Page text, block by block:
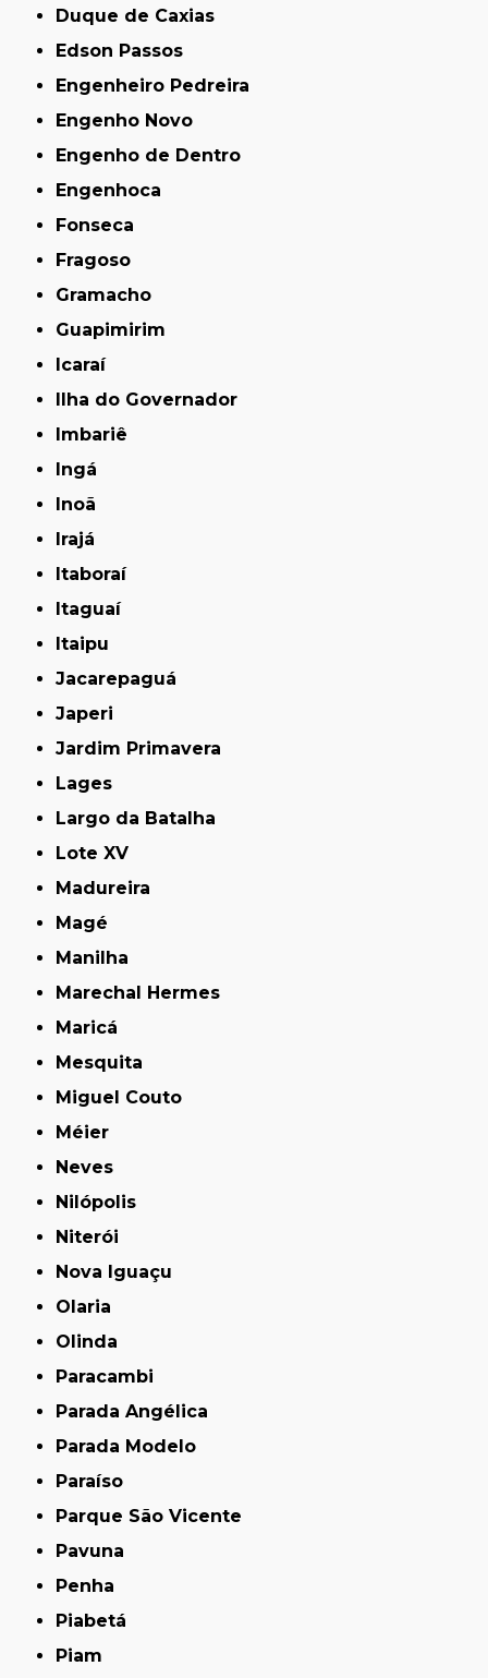
Duque de Caxias
Edson Passos
Engenheiro Pedreira
Engenho Novo
Engenho de Dentro
Engenhoca
Fonseca
Fragoso
Gramacho
Guapimirim
Icaraí
Ilha do Governador
Imbariê
Ingá
Inoã
Irajá
Itaboraí
Itaguaí
Itaipu
Jacarepaguá
Japeri
Jardim Primavera
Lages
Largo da Batalha
Lote XV
Madureira
Magé
Manilha
Marechal Hermes
Maricá
Mesquita
Miguel Couto
Méier
Neves
Nilópolis
Niterói
Nova Iguaçu
Olaria
Olinda
Paracambi
Parada Angélica
Parada Modelo
Paraíso
Parque São Vicente
Pavuna
Penha
Piabetá
Piam